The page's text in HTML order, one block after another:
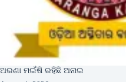
ଅରଣା ମଇଁଷି ରହିଛି ଅନାଇ